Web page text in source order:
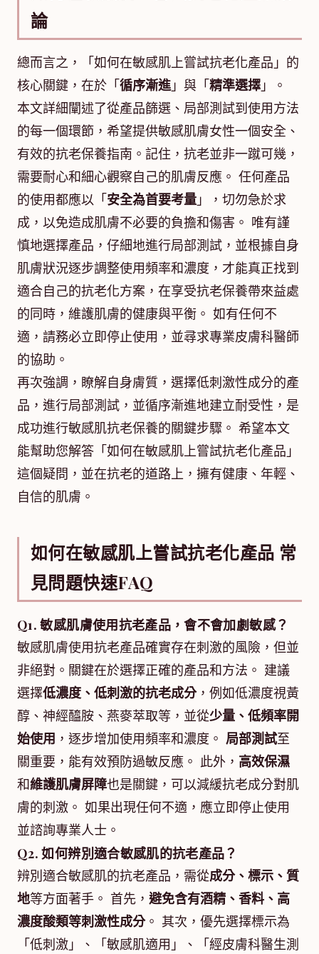
論
總而言之，「如何在敏感肌上嘗試抗老化產品」的
核心關鍵，在於「循序漸進」與「精準選擇」。
本文詳細闡述了從產品篩選、局部測試到使用方法
的每一個環節，希望提供敏感肌膚女性一個安全、
有效的抗老保養指南。記住，抗老並非一蹴可幾，
需要耐心和細心觀察自己的肌膚反應。 任何產品
的使用都應以「安全為首要考量」，切勿急於求
成，以免造成肌膚不必要的負擔和傷害。 唯有謹
慎地選擇產品，仔細地進行局部測試，並根據自身
肌膚狀況逐步調整使用頻率和濃度，才能真正找到
適合自己的抗老化方案，在享受抗老保養帶來益處
的同時，維護肌膚的健康與平衡。 如有任何不
適，請務必立即停止使用，並尋求專業皮膚科醫師
的協助。
再次強調，瞭解自身膚質，選擇低刺激性成分的產
品，進行局部測試，並循序漸進地建立耐受性，是
成功進行敏感肌抗老保養的關鍵步驟。 希望本文
能幫助您解答「如何在敏感肌上嘗試抗老化產品」
這個疑問，並在抗老的道路上，擁有健康、年輕、
自信的肌膚。
如何在敏感肌上嘗試抗老化產品 常
見問題快速FAQ
Q1. 敏感肌膚使用抗老產品，會不會加劇敏感？
敏感肌膚使用抗老產品確實存在刺激的風險，但並
非絕對。關鍵在於選擇正確的產品和方法。 建議
選擇低濃度、低刺激的抗老成分，例如低濃度視黃
醇、神經醯胺、燕麥萃取等，並從少量、低頻率開
始使用 ，逐步增加使用頻率和濃度。 局部測試至
關重要，能有效預防過敏反應。 此外， 高效保濕
和維護肌膚屏障也是關鍵，可以減緩抗老成分對肌
膚的刺激。 如果出現任何不適，應立即停止使用
並諮詢專業人士。
Q2. 如何辨別適合敏感肌的抗老產品？
辨別適合敏感肌的抗老產品，需從成分、標示、質
地等方面著手。 首先， 避免含有酒精、香料、高
濃度酸類等刺激性成分。 其次，優先選擇標示為
「低刺激」、「敏感肌適用」、「經皮膚科醫生測